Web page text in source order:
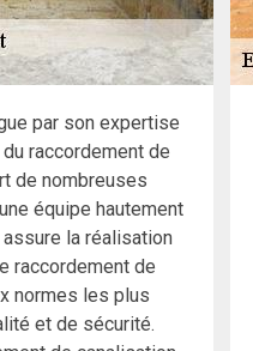
par son expertise
raccordement de
de nombreuses
équipe hautement
la réalisation
raccordement de
normes les plus
et de sécurité.